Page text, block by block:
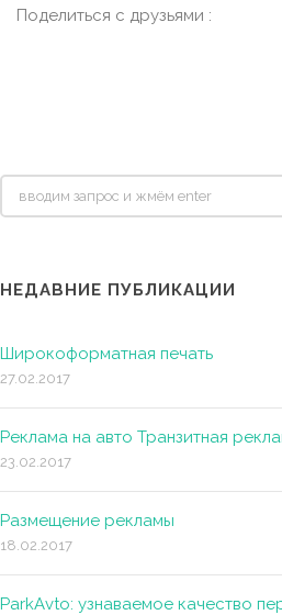
Поделиться с друзьями :
НЕДАВНИЕ ПУБЛИКАЦИИ
Широкоформатная печать
27.02.2017
Реклама на авто Транзитная
23.02.2017
Размещение рекламы
18.02.2017
ParkAvto: узнаваемое качество